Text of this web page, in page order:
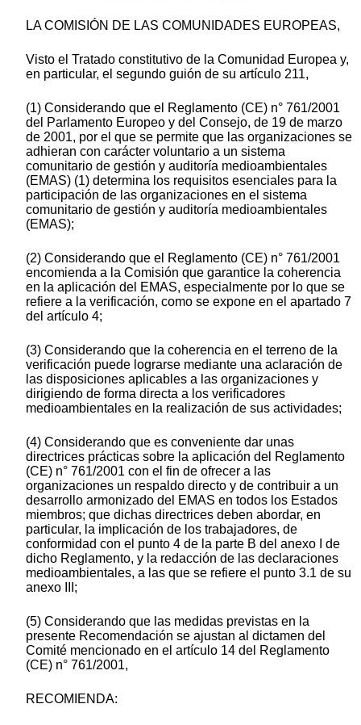
LA COMISIÓN DE LAS COMUNIDADES EUROPEAS,
Visto el Tratado constitutivo de la Comunidad Europea y,
en particular, el segundo guión de su artículo 211,
(1) Considerando que el Reglamento (CE) n° 761/2001
del Parlamento Europeo y del Consejo, de 19 de marzo
de 2001, por el que se permite que las organizaciones se
adhieran con carácter voluntario a un sistema
comunitario de gestión y auditoría medioambientales
(EMAS) (1) determina los requisitos esenciales para la
participación de las organizaciones en el sistema
comunitario de gestión y auditoría medioambientales
(EMAS);
(2) Considerando que el Reglamento (CE) n° 761/2001
encomienda a la Comisión que garantice la coherencia
en la aplicación del EMAS, especialmente por lo que se
refiere a la verificación, como se expone en el apartado 7
del artículo 4;
(3) Considerando que la coherencia en el terreno de la
verificación puede lograrse mediante una aclaración de
las disposiciones aplicables a las organizaciones y
dirigiendo de forma directa a los verificadores
medioambientales en la realización de sus actividades;
(4) Considerando que es conveniente dar unas
directrices prácticas sobre la aplicación del Reglamento
(CE) n° 761/2001 con el fin de ofrecer a las
organizaciones un respaldo directo y de contribuir a un
desarrollo armonizado del EMAS en todos los Estados
miembros; que dichas directrices deben abordar, en
particular, la implicación de los trabajadores, de
conformidad con el punto 4 de la parte B del anexo I de
dicho Reglamento, y la redacción de las declaraciones
medioambientales, a las que se refiere el punto 3.1 de su
anexo III;
(5) Considerando que las medidas previstas en la
presente Recomendación se ajustan al dictamen del
Comité mencionado en el artículo 14 del Reglamento
(CE) n° 761/2001,
RECOMIENDA: